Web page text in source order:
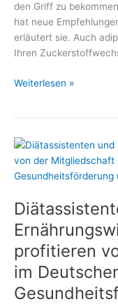
#DiabetesDialog
den Griff zu
hat neue
erläutert sie. Auch
Ihren
Diabetes:
Zuckerhaushalt
zu
regulieren
Weiterlesen »
profitieren
im